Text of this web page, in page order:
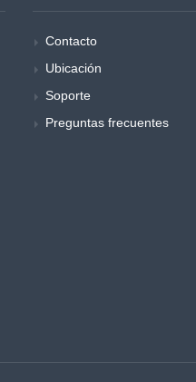
Contacto
Ubicación
Soporte
Preguntas frecuentes